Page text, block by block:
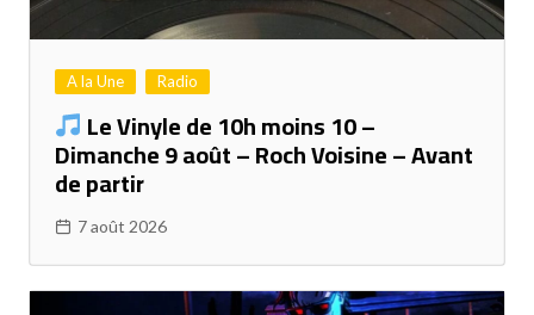
A la Une Radio
Le Vinyle de 10h moins 10 –
Dimanche 9 août – Roch Voisine – Avant
de partir
7 août 2026